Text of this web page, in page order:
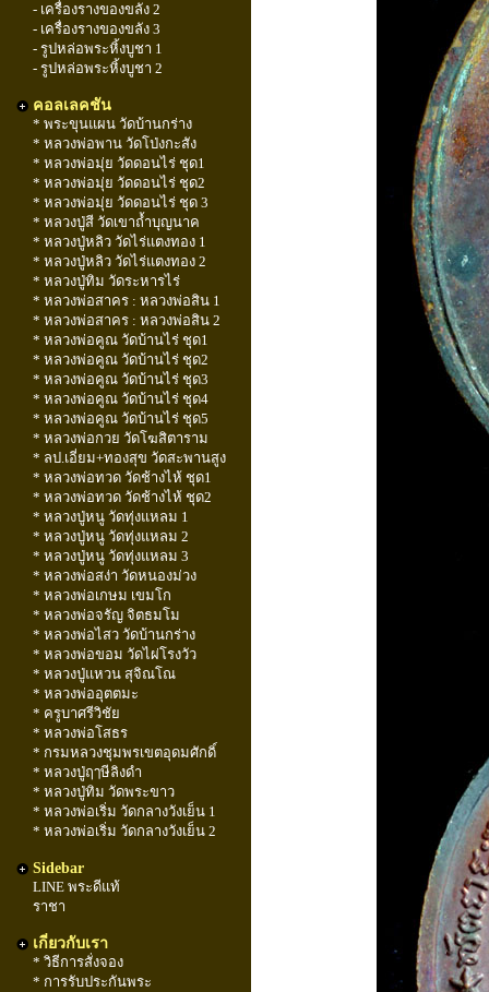
- เครื่องรางของขลัง 2
- เครื่องรางของขลัง 3
- รูปหล่อพระหิ้งบูชา 1
- รูปหล่อพระหิ้งบูชา 2
คอลเลคชัน
* พระขุนแผน วัดบ้านกร่าง
* หลวงพ่อพาน วัดโป่งกะสัง
* หลวงพ่อมุ่ย วัดดอนไร่ ชุด1
* หลวงพ่อมุ่ย วัดดอนไร่ ชุด2
* หลวงพ่อมุ่ย วัดดอนไร่ ชุด 3
* หลวงปู่สี วัดเขาถ้ำบุญนาค
* หลวงปู่หลิว วัดไร่แตงทอง 1
* หลวงปู่หลิว วัดไร่แตงทอง 2
* หลวงปู่ทิม วัดระหารไร่
* หลวงพ่อสาคร : หลวงพ่อสิน 1
* หลวงพ่อสาคร : หลวงพ่อสิน 2
* หลวงพ่อคูณ วัดบ้านไร่ ชุด1
* หลวงพ่อคูณ วัดบ้านไร่ ชุด2
* หลวงพ่อคูณ วัดบ้านไร่ ชุด3
* หลวงพ่อคูณ วัดบ้านไร่ ชุด4
* หลวงพ่อคูณ วัดบ้านไร่ ชุด5
* หลวงพ่อกวย วัดโฆสิตาราม
* ลป.เอี่ยม+ทองสุข วัดสะพานสูง
* หลวงพ่อทวด วัดช้างไห้ ชุด1
* หลวงพ่อทวด วัดช้างไห้ ชุด2
* หลวงปู่หนู วัดทุ่งแหลม 1
* หลวงปู่หนู วัดทุ่งแหลม 2
* หลวงปู่หนู วัดทุ่งแหลม 3
* หลวงพ่อสง่า วัดหนองม่วง
* หลวงพ่อเกษม เขมโก
* หลวงพ่อจรัญ จิตธมโม
* หลวงพ่อไสว วัดบ้านกร่าง
* หลวงพ่อขอม วัดไผ่โรงวัว
* หลวงปู่แหวน สุจิณโณ
* หลวงพ่ออุตตมะ
* ครูบาศรีวิชัย
* หลวงพ่อโสธร
* กรมหลวงชุมพรเขตอุดมศักดิ์
* หลวงปู่ฤๅษีลิงดำ
* หลวงปู่ทิม วัดพระขาว
* หลวงพ่อเริ่ม วัดกลางวังเย็น 1
* หลวงพ่อเริ่ม วัดกลางวังเย็น 2
Sidebar
LINE พระดีแท้
ราชา
เกี่ยวกับเรา
* วิธีการสั่งจอง
* การรับประกันพระ